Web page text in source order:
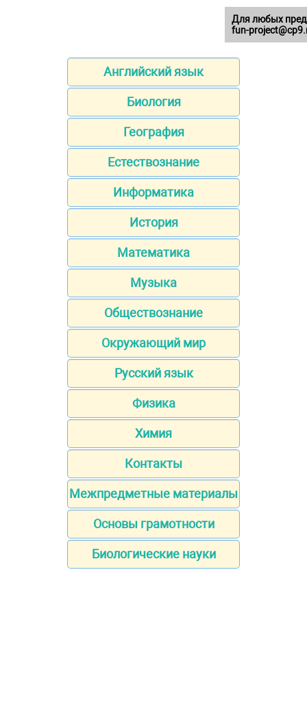
Английский язык
Биология
География
Естествознание
Информатика
История
Математика
Музыка
Обществознание
Окружающий мир
Русский язык
Физика
Химия
Контакты
Межпредметные материалы
Основы грамотности
Биологические науки
Для любых
fun-